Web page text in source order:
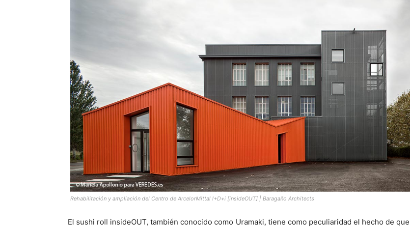
Rehabilitación y ampliación del Centro de ArcelorMittal I+D+i [insideOUT] | Baragaño Architects
El sushi roll insideOUT, también conocido como Uramaki, tiene como peculiaridad el hecho de que